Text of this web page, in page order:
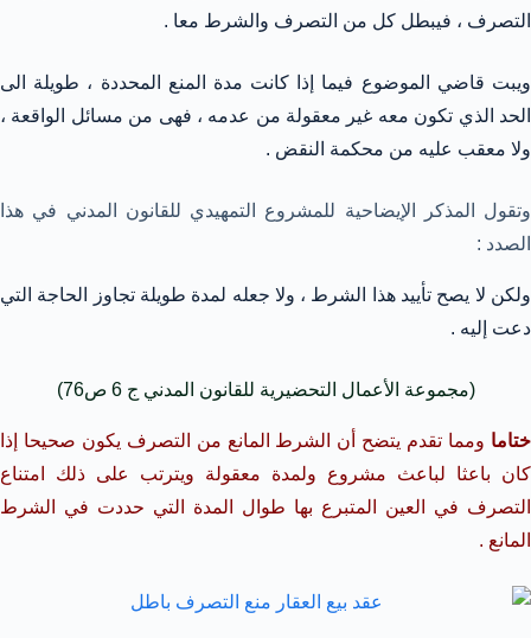
التصرف ، فيبطل كل من التصرف والشرط معا .
ويبت قاضي الموضوع فيما إذا كانت مدة المنع المحددة ، طويلة الى
الحد الذي تكون معه غير معقولة من عدمه ، فهى من مسائل الواقعة ،
ولا معقب عليه من محكمة النقض .
وتقول المذكر الإيضاحية للمشروع التمهيدي للقانون المدني في هذا
الصدد :
ولكن لا يصح تأييد هذا الشرط ، ولا جعله لمدة طويلة تجاوز الحاجة التي
دعت إليه .
(مجموعة الأعمال التحضيرية للقانون المدني ج 6 ص76)
ختاما ومما تقدم يتضح أن الشرط المانع من التصرف يكون صحيحا إذا
كان باعثا لباعث مشروع ولمدة معقولة ويترتب على ذلك امتناع
التصرف في العين المتبرع بها طوال المدة التي حددت في الشرط
المانع .